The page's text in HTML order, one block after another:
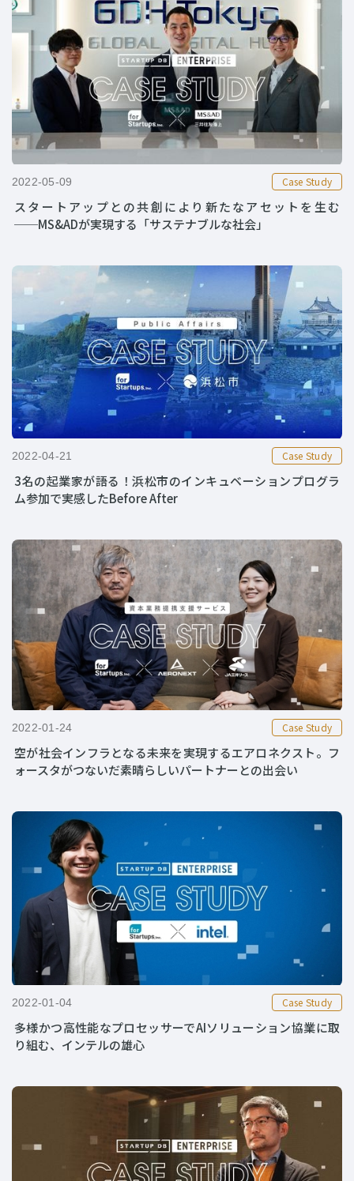
2022-05-09 Case Study
スタートアップとの共創により新たなアセットを生む
──MS&ADが実現する「サステナブルな社会」
2022-04-21 Case Study
3名の起業家が語る！浜松市のインキュベーションプログラ
ム参加で実感したBefore After
2022-01-24 Case Study
空が社会インフラとなる未来を実現するエアロネクスト。フ
ォースタがつないだ素晴らしいパートナーとの出会い
2022-01-04 Case Study
多様かつ高性能なプロセッサーでAIソリューション協業に取
り組む、インテルの雄心